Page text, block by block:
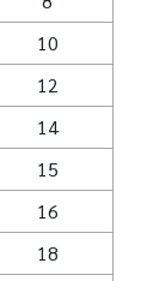
10
12
14
15
16
18